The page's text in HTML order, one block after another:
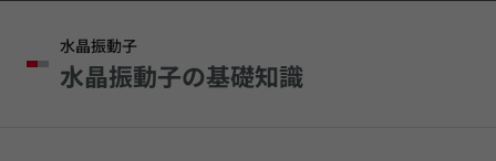
水晶振動子
水晶振動子の基礎知識